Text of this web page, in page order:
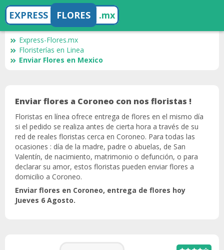
EXPRESS FLORES .mx
Express-Flores.mx
Floristerías en Linea
Enviar Flores en Mexico
Enviar flores a Coroneo con nos floristas !
Floristas en línea ofrece entrega de flores en el mismo día
si el pedido se realiza antes de cierta hora a través de su
red de reales floristas cerca en Coroneo. Para todas las
ocasiones : día de la madre, padre o abuelas, de San
Valentín, de nacimiento, matrimonio o defunción, o para
declarar su amor, estos floristas pueden enviar flores a
domicilio a Coroneo.
Enviar flores en Coroneo, entrega de flores hoy
Jueves 6 Agosto.